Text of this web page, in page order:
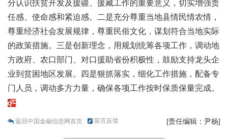
分认识扶贫开发及援疆、援藏工作的重要意义，切实增强责
任感、使命感和紧迫感。二是充分尊重当地县情民情农情，
尊重经济社会发展规律，尊重民俗文化，谋划符合当地实际
的政策措施。三是创新理念，用规划统筹各项工作，调动地
方政府、农口部门、对口援助省份积极性，鼓励支持龙头企
业到贫困地区发展。四是狠抓落实，细化工作措施，配备专
门人员，调动多方力量，确保各项工作按时保质保量完成。
返回中国金融信息网首页 留言反馈 [责任编辑：尹杨]